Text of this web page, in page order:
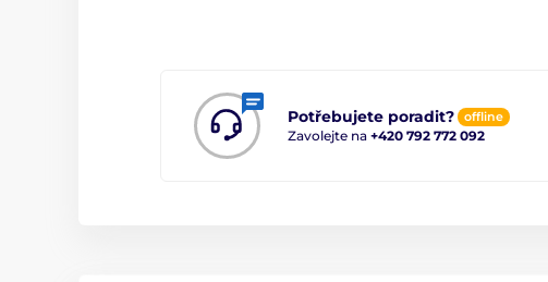
Potřebujete poradit? offline
Zavolejte na +420 792 772 092